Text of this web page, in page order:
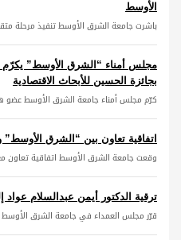
الأوسط
باشرت جامعة الشرق الأوسط تنفيذ مرحلة
مجلس أمناء “الشرق الأوسط” يكرّم
بجائزة الحسين للأبحاث الاقتصادية
كرّم مجلس أمناء جامعة الشرق الأوسط عضو
اتفاقية تعاون بين “الشرق الأوسط”
وقعت جامعة الشرق الأوسط اتفاقية تعاون
ترقية الدكتور أيمن عبدالسلام عواد
قرّر مجلس العمداء في جامعة الشرق الأوسط